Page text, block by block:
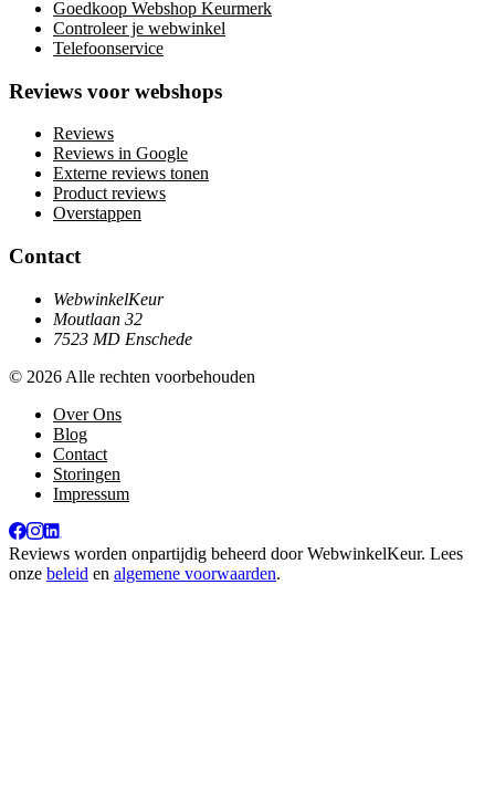
Goedkoop Webshop Keurmerk
Controleer je webwinkel
Telefoonservice
Reviews voor webshops
Reviews
Reviews in Google
Externe reviews tonen
Product reviews
Overstappen
Contact
WebwinkelKeur
Moutlaan 32
7523 MD Enschede
© 2026 Alle rechten voorbehouden
Over Ons
Blog
Contact
Storingen
Impressum
Reviews worden onpartijdig beheerd doorWebwinkelKeur. Lees
onze beleid en algemene voorwaarden.